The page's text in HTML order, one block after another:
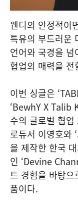
웬디의 안정적이
특유의 부드러운
언어와 국경을
협업의 매력을 전
이번 싱글은
‘BewhY X
수의 글로벌 협
로듀서 이영호와
을 제작한 한국
인 ‘Devine
트 경험을 바탕
품이다.